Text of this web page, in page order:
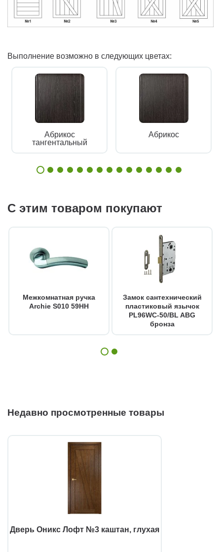
Выполнение возможно в следующих цветах:
Абрикос
тангентальный
Абрикос
С этим товаром покупают
Межкомнатная ручка
Archie S010 59HH
Замок сантехнический
пластиковый язычок
PL96WC-50/BL ABG
бронза
Недавно просмотренные товары
Дверь Оникс Лофт №3 каштан, глухая